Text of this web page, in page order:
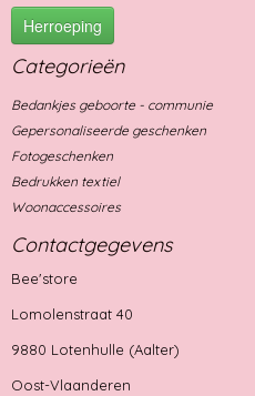
Herroeping
Categorieën
Bedankjes geboorte - communie
Gepersonaliseerde geschenken
Fotogeschenken
Bedrukken textiel
Woonaccessoires
Contactgegevens
Bee'store
Lomolenstraat 40
9880 Lotenhulle (Aalter)
Oost-Vlaanderen